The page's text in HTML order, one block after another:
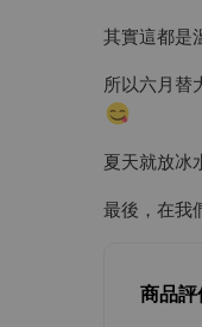
其實這都是
所以六月替
夏天就放冰
最後，在我
商品評